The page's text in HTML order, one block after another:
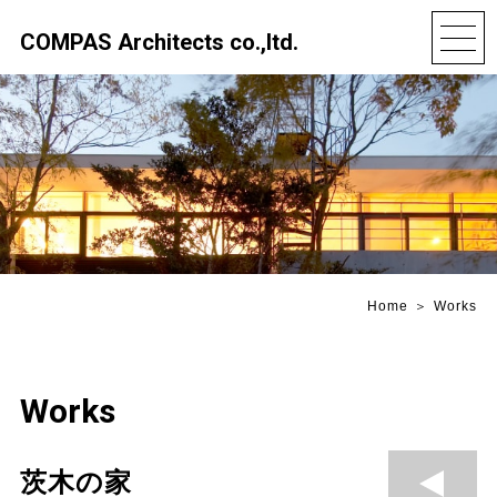
COMPAS Architects co.,ltd.
Home Works
Works
茨木の家